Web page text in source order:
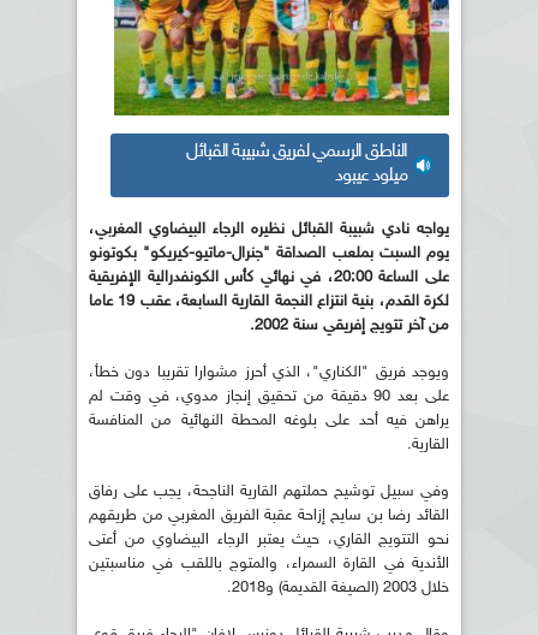
الناطق الرسمي لفريق شبيبة القبائل
ميلود عيبود
يواجه نادي شبيبة القبائل نظيره الرجاء البيضاوي المغربي،
يوم السبت بملعب الصداقة "جنرال-ماتيو-كيريكو" بكوتونو
على الساعة 20:00، في نهائي كأس الكونفدرالية الإفريقية
لكرة القدم، بنية انتزاع النجمة القارية السابعة، عقب 19 عاما
من آخر تتويج إفريقي سنة 2002.
ويوجد فريق "الكناري"، الذي أحرز مشوارا تقريبا دون خطأ،
على بعد 90 دقيقة من تحقيق إنجاز مدوي، في وقت لم
يراهن فيه أحد على بلوغه المحطة النهائية من المنافسة
القارية.
وفي سبيل توشيح حملتهم القارية الناجحة، يجب على رفاق
القائد رضا بن سايح إزاحة عقبة الفريق المغربي من طريقهم
نحو التتويج القاري، حيث يعتبر الرجاء البيضاوي من أعتى
الأندية في القارة السمراء، والمتوج باللقب في مناسبتين
خلال 2003 (الصيغة القديمة) و2018.